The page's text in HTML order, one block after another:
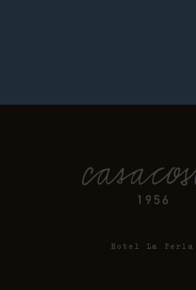
Hotel La Perla